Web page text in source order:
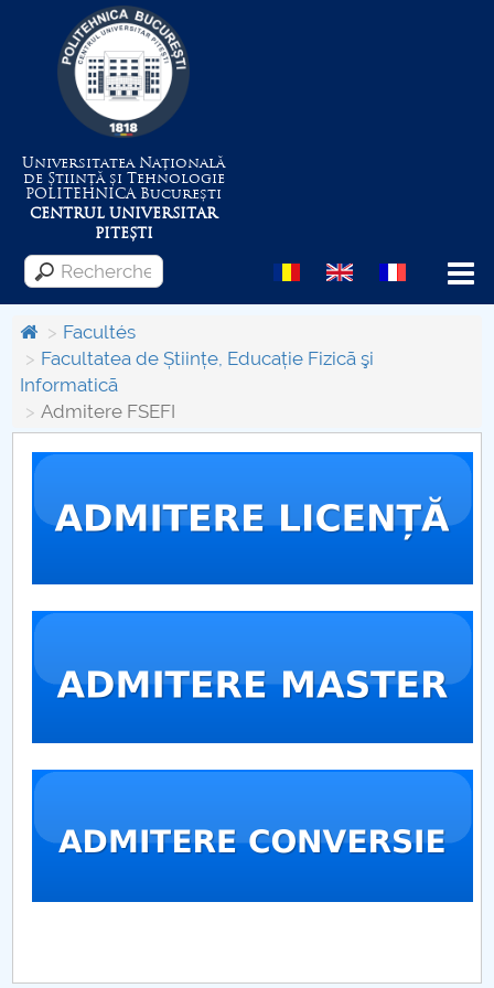
Universitatea Națională
de Știință și Tehnologie
POLITEHNICABucurești
CENTRUL UNIVERSITAR
PITEȘTI
Menu
Despre Universitate
Centrul de Management al Proiectelor
Relations Internationales
Facultés
Facultatea de Științe, Educație Fizicã şi
Informaticã
Admitere FSEFI